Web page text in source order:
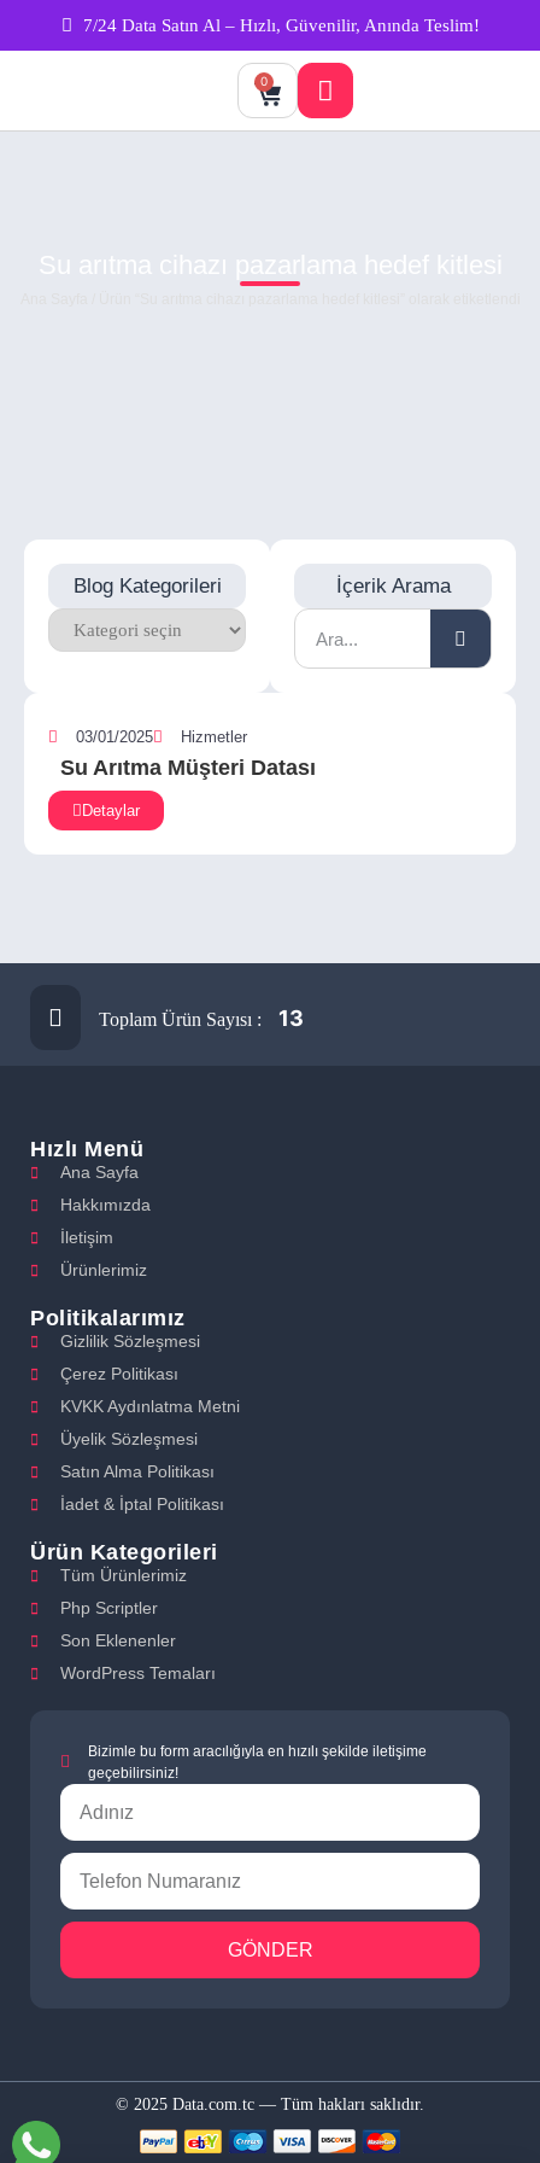
7/24 Data Satın Al – Hızlı, Güvenilir, Anında Teslim!
0
Su arıtma cihazı pazarlama hedef kitlesi
Blog Kategorileri İçerik Arama
03/01/2025 Hizmetler
Su Arıtma Müşteri Datası
Detaylar
Toplam Ürün Sayısı : 13
Hızlı Menü
Ana Sayfa
Hakkımızda
İletişim
Ürünlerimiz
Politikalarımız
Gizlilik Sözleşmesi
Çerez Politikası
KVKK Aydınlatma Metni
Üyelik Sözleşmesi
Satın Alma Politikası
İadet & İptal Politikası
Ürün Kategorileri
Tüm Ürünlerimiz
Php Scriptler
Son Eklenenler
WordPress Temaları
Bizimle bu form aracılığıyla en hızılı şekilde iletişime
geçebilirsiniz!
GÖNDER
© 2025 Data.com.tc — Tüm hakları saklıdır.